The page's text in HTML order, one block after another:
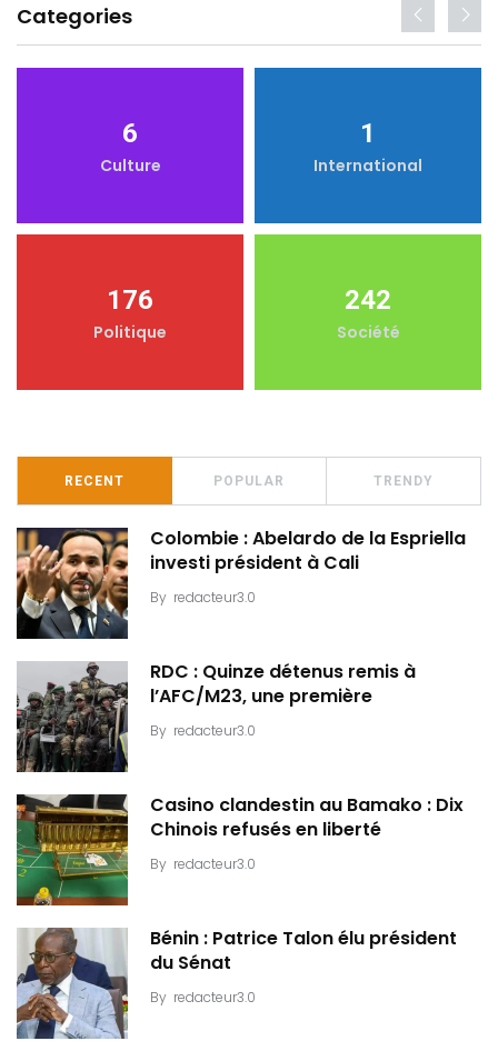
Categories
6
Culture
1
International
176
Politique
242
Société
RECENT POPULAR TRENDY
Colombie : Abelardo de la Espriella
investi président à Cali
By redacteur3.0
RDC : Quinze détenus remis à
l’AFC/M23, une première
By redacteur3.0
Casino clandestin au Bamako : Dix
Chinois refusés en liberté
By redacteur3.0
Bénin : Patrice Talon élu président
du Sénat
By redacteur3.0